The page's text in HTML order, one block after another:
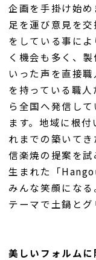
企画を手掛け始
足を運び意見を
をしている事に
く機会も多く、
いった声を直接
を持っている職
ら全国へ発信し
ます。地域に根
れまでの築いて
信楽焼の提案を
生まれた「
みんな笑顔にな
テーマで土鍋とグ
美しいフォルムに